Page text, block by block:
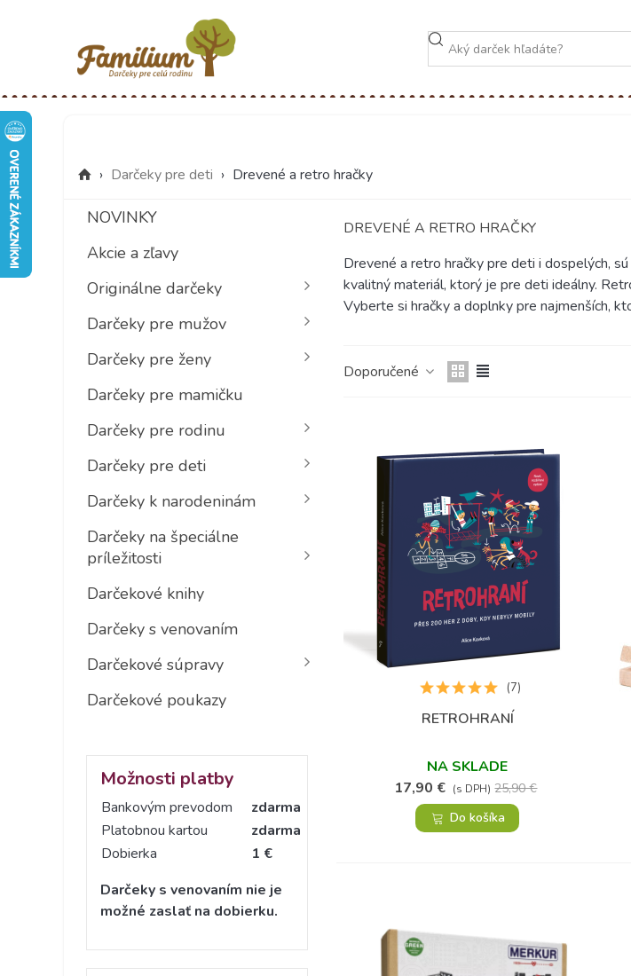
› Darčeky pre deti › Drevené a retro hračky
NOVINKY
Akcie a zľavy
Originálne darčeky
Darčeky pre mužov
Darčeky pre ženy
Darčeky pre mamičku
Darčeky pre rodinu
Darčeky pre deti
Darčeky k narodeninám
Darčeky na špeciálne
príležitosti
Darčekové knihy
Darčeky s venovaním
Darčekové súpravy
Darčekové poukazy
Možnosti platby
Bankovým prevodom
zdarma
Platobnou kartou
zdarma
Dobierka
1 €
Darčeky s venovaním nie je
možné zaslať na dobierku.
DREVENÉ A RETRO HRAČKY
Drevené a retro hračky pre deti i dospelých,
kvalitný materiál, ktorý je pre deti ideálny.
Vyberte si hračky a doplnky pre najmenších,
Doporučené
Obľúbené
RETROHRANÍ
NA SKLADE
17,90 € (s DPH) 25,90 €
(7)
Do košíka